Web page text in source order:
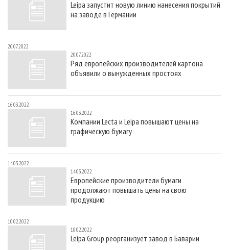
СУШКА ДРЕВЕСИНЫ
ПРОИЗВОДСТВО ДРЕВЕСНЫХ ПЛИТ
ДЕРЕВЯННОЕ ДОМОСТРОЕНИЕ
ПРОИЗВОДСТВО МЕБЕЛИ
БИОЭНЕРГЕТИКА
ЦБП
ИНСТРУМЕНТ И МАТЕРИАЛЫ
ПЕРСОНЫ
МОБИЛЬНЫЕ ВЫСТАВКИ
ПРИОРИТЕТНЫЕ ИНВЕСТПРОЕКТЫ
RUSSIAN FORESTRY REVIEW
ГАЗЕТА ЛЕСПРОМФОРУМ
БИБЛИОТЕКА СПЕЦИАЛИСТА
КОНТАКТЫ
РЕКЛАМА
Leipa запустит новую линию нанесения покрытий
на заводе в Германии
20.07.2022
20.07.2022
Ряд европейских производителей картона
объявили о вынужденных простоях
16.03.2022
16.03.2022
Компании Lecta и Leipa повышают цены на
графическую бумагу
14.03.2022
14.03.2022
Европейские производители бумаги
продолжают повышать цены на свою
продукцию
10.02.2022
10.02.2022
Leipa Group реорганизует завод в Баварии